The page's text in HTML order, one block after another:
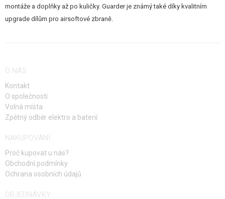
montáže a doplňky až po kuličky. Guarder je známý také díky kvalitním
upgrade dílům pro airsoftové zbraně.
O NÁS
Kontakt
O společnosti
Volná místa
Zpětný odběr elektro a baterií
NAKUPOVÁNÍ
Proč kupovat u nás?
Obchodní podmínky
Ochrana osobních údajů
OBJEDNÁVKY